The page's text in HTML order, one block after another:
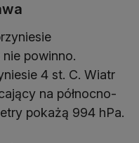
powinno.
4 st. C. Wiatr
na północno-
pokażą 994 hPa.